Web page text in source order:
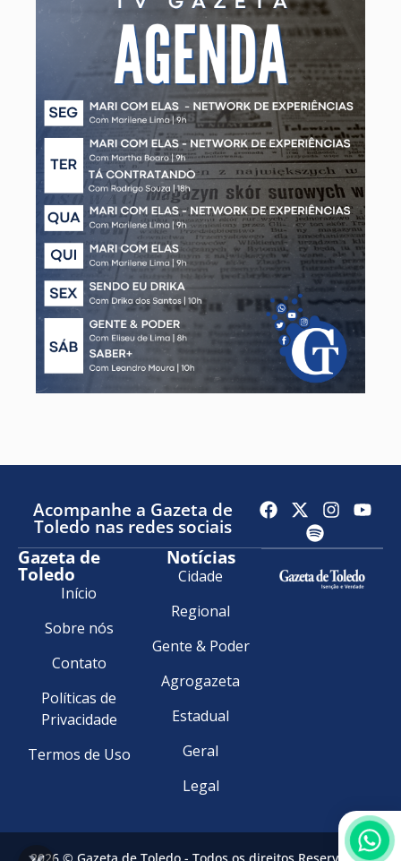
Acompanhe a Gazeta de
Toledo nas redes sociais
Gazeta de
Toledo
Início
Sobre nós
Contato
Políticas de
Privacidade
Termos de Uso
Notícias
Cidade
Regional
Gente & Poder
Agrogazeta
Estadual
Geral
Legal